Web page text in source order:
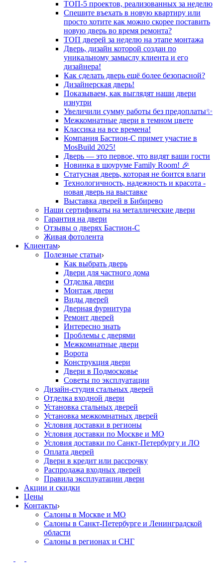
ТОП-5 проектов, реализованных за неделю
Спешите въехать в новую квартиру или
просто хотите как можно скорее поставить
новую дверь во время ремонта?
ТОП дверей за неделю на этапе монтажа
Дверь, дизайн которой создан по
уникальному замыслу клиента и его
дизайнера!
Как сделать дверь ещё более безопасной?
Дизайнерская дверь!
Показываем, как выглядят наши двери
изнутри
Увеличили сумму работы без предоплаты✨
Межкомнатные двери в темном цвете
Классика на все времена!
Компания Бастион-С примет участие в
MosBuild 2025!
Дверь — это первое, что видят ваши гости
Новинка в шоуруме Family Room! 🎉
Статусная дверь, которая не боится влаги
Технологичность, надежность и красота -
новая дверь на выставке
Выставка дверей в Бибирево
Наши сертификаты на металлические двери
Гарантия на двери
Отзывы о дверях Бастион-С
Живая фотолента
Клиентам
Полезные статьи
Как выбрать дверь
Двери для частного дома
Отделка двери
Монтаж двери
Виды дверей
Дверная фурнитура
Ремонт дверей
Интересно знать
Проблемы с дверями
Межкомнатные двери
Ворота
Конструкция двери
Двери в Подмосковье
Cоветы по эксплуатации
Дизайн-студия стальных дверей
Отделка входной двери
Установка стальных дверей
Установка межкомнатных дверей
Условия доставки в регионы
Условия доставки по Москве и МО
Условия доставки по Санкт-Петербургу и ЛО
Оплата дверей
Двери в кредит или рассрочку
Распродажа входных дверей
Правила эксплуатации двери
Акции и скидки
Цены
Контакты
Салоны в Москве и МО
Салоны в Санкт-Петербурге и Ленинградской
области
Салоны в регионах и СНГ